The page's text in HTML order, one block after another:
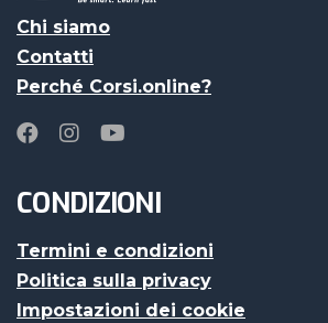
Chi siamo
Contatti
Perché Corsi.online?
CONDIZIONI
Termini e condizioni
Politica sulla privacy
Impostazioni dei cookie